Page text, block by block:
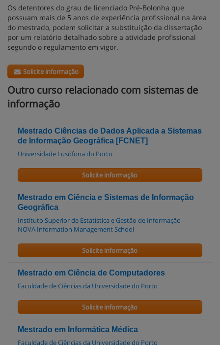
Os detentores do grau de licenciado Pré-Bolonha que
possuam mais de 5 anos de experiência profissional na área
do mestrado, podem solicitar a substituição da dissertação
por um relatório detalhado sobre a atividade profissional
segundo o regulamento em vigor.
Solicite informação
Outro curso relacionado com sistemas de
informação
Mestrado Ciências de Dados Aplicada a Sistemas
de Informação Geográfica [FCNET]
Universidade Lusófona do Porto
Solicite informação
Mestrado em Ciência e Sistemas de Informação
Geográfica
Instituto Superior de Estatística e Gestão de Informação -
NOVA Information Management School
Solicite informação
Mestrado em Ciência de Computadores
Faculdade de Ciências da Universidade do Porto
Solicite informação
Mestrado em Informática Médica
Faculdade de Ciências da Universidade do Porto